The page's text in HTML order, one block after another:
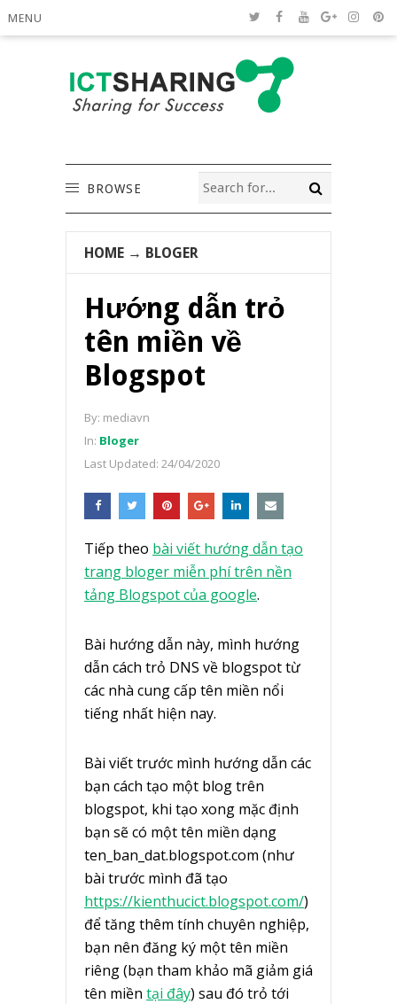
MENU
BROWSE
HOME → BLOGER
Hướng dẫn trỏ
tên miền về
Blogspot
By: mediavn
In: Bloger
Last Updated: 24/04/2020
Tiếp theo bài viết hướng dẫn tạo
trang bloger miễn phí trên nền
tảng Blogspot của google.
Bài hướng dẫn này, mình hướng
dẫn cách trỏ DNS về blogspot từ
các nhà cung cấp tên miền nổi
tiếng nhất hiện nay.
Bài viết trước mình hướng dẫn các
bạn cách tạo một blog trên
blogspot, khi tạo xong mặc định
bạn sẽ có một tên miền dạng
ten_ban_dat.blogspot.com (như
bài trước mình đã tạo
https://kienthucict.blogspot.com/)
để tăng thêm tính chuyên nghiệp,
bạn nên đăng ký một tên miền
riêng (bạn tham khảo mã giảm giá
tên miền tại đây) sau đó trỏ tới